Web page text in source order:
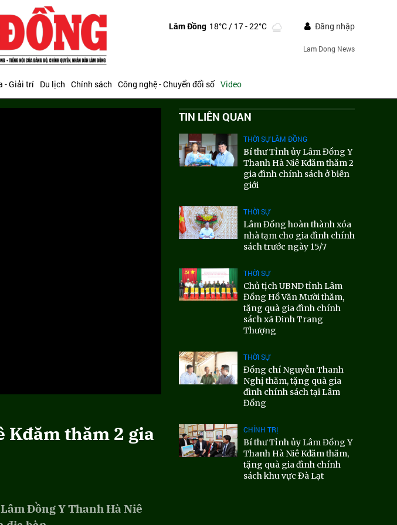
Lâm Đồng 18°C/ 17 - 22°C Đăng nhập
Lam Dong News
- Giải trí Du lịch Chính sách Công nghệ - Chuyển đổi số Video
Kđăm thăm 2 gia
Đồng Y Thanh Hà Niê
TIN LIÊN QUAN
THỜI SỰ LÂM ĐỒNG
Bí thư Tỉnh ủy Lâm Đồng Y
Thanh Hà Niê Kđăm thăm 2
gia đình chính sách ở biên
giới
THỜI SỰ
Lâm Đồng hoàn thành xóa
nhà tạm cho gia đình chính
sách trước ngày 15/7
THỜI SỰ
Chủ tịch UBND tỉnh Lâm
Đồng Hồ Văn Mười thăm,
tặng quà gia đình chính
sách xã Đinh Trang
Thượng
THỜI SỰ
Đồng chí Nguyễn Thanh
Nghị thăm, tặng quà gia
đình chính sách tại Lâm
Đồng
CHÍNH TRỊ
Bí thư Tỉnh ủy Lâm Đồng Y
Thanh Hà Niê Kđăm thăm,
tặng quà gia đình chính
sách khu vực Đà Lạt